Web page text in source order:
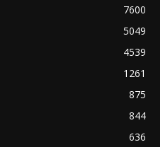
7600
5049
4539
1261
875
844
636